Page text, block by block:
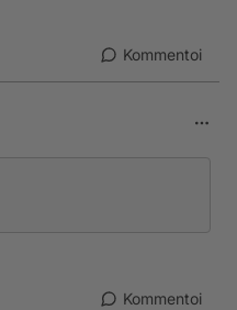
Kommentoi
Kommentoi